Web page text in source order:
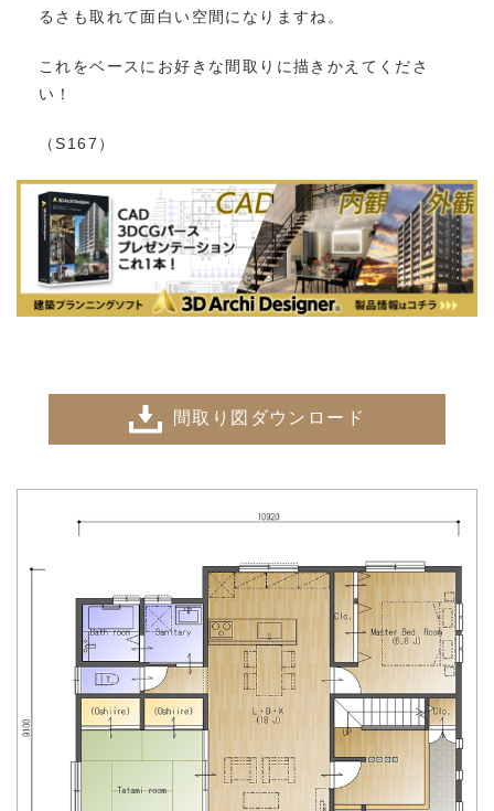
るさも取れて面白い空間になりますね。
これをベースにお好きな間取りに描きかえてくださ
い！
（S167）
間取り図ダウンロード